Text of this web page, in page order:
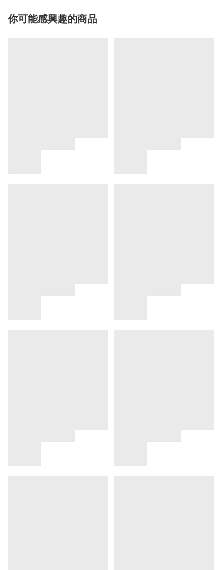
你可能感興趣的商品